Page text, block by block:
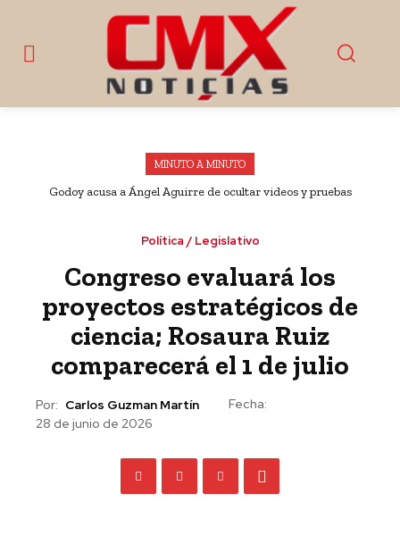
MINUTO A MINUTO
Godoy acusa a Ángel Aguirre de ocultar videos y pruebas
Política / Legislativo
Congreso evaluará los
proyectos estratégicos de
ciencia; Rosaura Ruiz
comparecerá el 1 de julio
Por: Carlos Guzman Martín
Fecha:
28 de junio de 2026